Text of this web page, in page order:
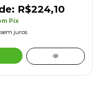
R$224,10
Pix
sem juros